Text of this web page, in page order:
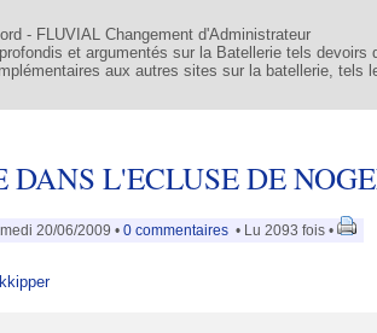
- FLUVIAL Changement d'Administrateur
et argumentés sur la Batellerie tels
aux autres sites sur la batellerie,
DANS L'ECLUSE DE
20/06/2009 • 0 commentaires • Lu 2093 fois •